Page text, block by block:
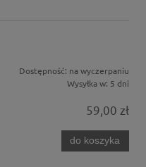
Dostępność: na wyczerpaniu
Wysyłka w: 5 dni
59,00 zł
do koszyka